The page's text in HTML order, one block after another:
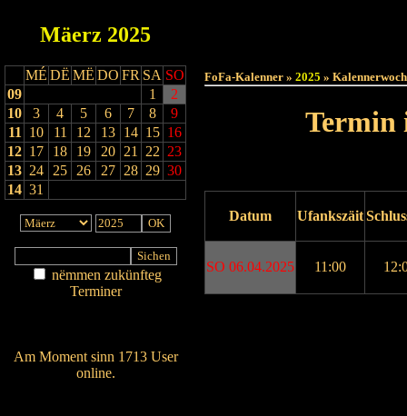
Mäerz 2025
MÉ DË MË DO FR SA SO
09
1
2
10
3 4 5 6 7 8
9
11
10 11 12 13 14 15 16
12 17 18 19 20 21 22 23
13 24 25 26 27 28 29 30
14 31
nëmmen zukünfteg
Terminer
Am Moment sinn 1713 User
online.
FoFa-Kalenner » 2025 »
Termin
Datum Ufankszäit
SO 06.04.2025 11:00